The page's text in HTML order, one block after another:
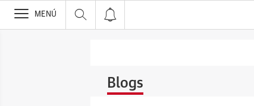
>
MENÚ
Blogs